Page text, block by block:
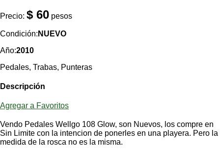
triatlon
De
Enduro
Fotos
COMPRO
CANJE
Mi
ReputaciÃ³n
Compras
Mis
TÃ©cnica
MecÃ¡nica
Robadas
Noticias
Calendario
Salidas
de
de
de
viajes
Usuarios
Ãšltimos
Buscar
Mis
de
Precio: $ 60 pesos
Condición: NUEVO
Año:2010
Pedales, Trabas, Punteras
Descripción
Agregar a Favoritos
Vendo Pedales Wellgo 108 Glow, son Nuevos, los compre en
Sin Limite con la intencion de ponerles en una playera. Pero la
medida de la rosca no es la misma.